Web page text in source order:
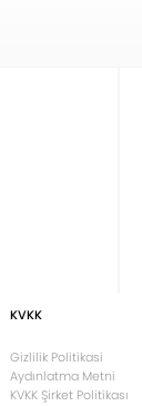
KVKK
Gizlilik Politikasi
Aydınlatma Metni
KVKK Şirket Politikası